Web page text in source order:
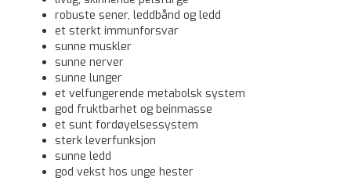
robuste sener, leddbånd og ledd
et sterkt immunforsvar
sunne muskler
sunne nerver
sunne lunger
et velfungerende metabolsk system
god fruktbarhet og beinmasse
et sunt fordøyelsessystem
sterk leverfunksjon
sunne ledd
god vekst hos unge hester